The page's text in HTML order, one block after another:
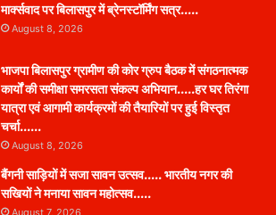
मार्क्सवाद पर बिलासपुर में ब्रेनस्टॉर्मिंग सत्र…..
August 8, 2026
भाजपा बिलासपुर ग्रामीण की कोर ग्रुप बैठक में संगठनात्मक
कार्यों की समीक्षा समरसता संकल्प अभियान…..हर घर तिरंगा
यात्रा एवं आगामी कार्यक्रमों की तैयारियों पर हुई विस्तृत
चर्चा……
August 8, 2026
बैंगनी साड़ियों में सजा सावन उत्सव….. भारतीय नगर की
सखियों ने मनाया सावन महोत्सव…..